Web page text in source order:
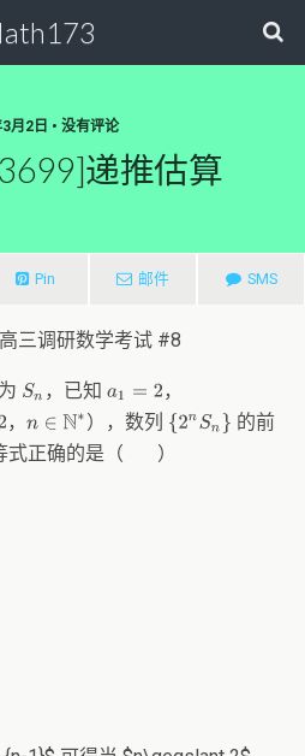
月2日 • 没有评论
递推估算
Pin 邮件 SMS
三调研数学考试 #8
Sn ，已知a1 =2 ，
， n∈N ∗ ），数列 { 2nSn} 的前
式正确的是（ ）